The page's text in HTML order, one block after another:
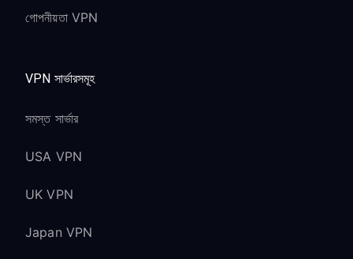
গোপনীয়তা VPN
VPN সার্ভারসমূহ
সমস্ত সার্ভার
USA VPN
UK VPN
Japan VPN